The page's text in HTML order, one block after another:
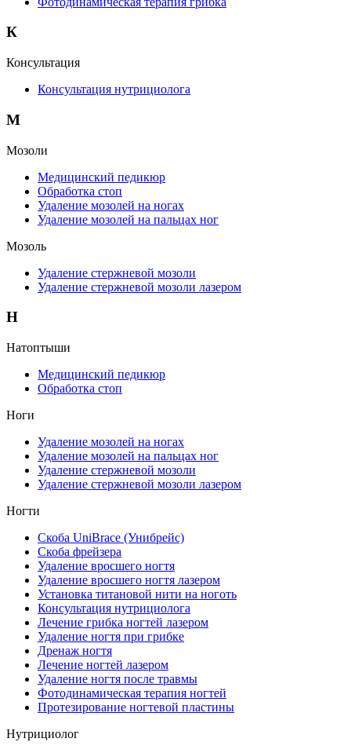
К
Консультация
Консультация нутрициолога
М
Мозоли
Медицинский педикюр
Обработка стоп
Удаление мозолей на ногах
Удаление мозолей на пальцах ног
Мозоль
Удаление стержневой мозоли
Удаление стержневой мозоли лазером
Н
Натоптыши
Медицинский педикюр
Обработка стоп
Ноги
Удаление мозолей на ногах
Удаление мозолей на пальцах ног
Удаление стержневой мозоли
Удаление стержневой мозоли лазером
Ногти
Скоба UniBrace (Унибрейс)
Скоба фрейзера
Удаление вросшего ногтя
Удаление вросшего ногтя лазером
Установка титановой нити на ноготь
Консультация нутрициолога
Лечение грибка ногтей лазером
Удаление ногтя при грибке
Дренаж ногтя
Лечение ногтей лазером
Удаление ногтя после травмы
Фотодинамическая терапия ногтей
Протезирование ногтевой пластины
Нутрициолог